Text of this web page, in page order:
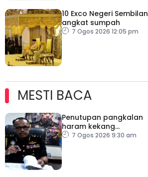
10 Exco Negeri Sembilan
angkat sumpah
7 Ogos 2026 12:05 pm
MESTI BACA
Penutupan pangkalan
haram kekang
penyeludupan di
7 Ogos 2026 9:30 am